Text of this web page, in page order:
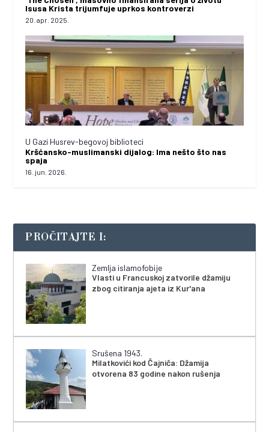
Isusa Krista trijumfuje uprkos kontroverzi
20. apr. 2025.
U Gazi Husrev-begovoj biblioteci
Kršćansko-muslimanski dijalog: Ima nešto što nas
spaja
16. jun. 2026.
PROČITAJTE I:
Zemlja islamofobije
Vlasti u Francuskoj zatvorile džamiju
zbog citiranja ajeta iz Kur'ana
Srušena 1943.
Milatkovići kod Čajniča: Džamija
otvorena 83 godine nakon rušenja